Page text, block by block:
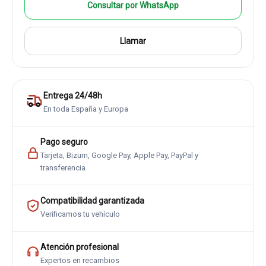
Consultar por WhatsApp
Llamar
Entrega 24/48h
En toda España y Europa
Pago seguro
Tarjeta, Bizum, Google Pay, Apple Pay, PayPal y
transferencia
Compatibilidad garantizada
Verificamos tu vehículo
Atención profesional
Expertos en recambios